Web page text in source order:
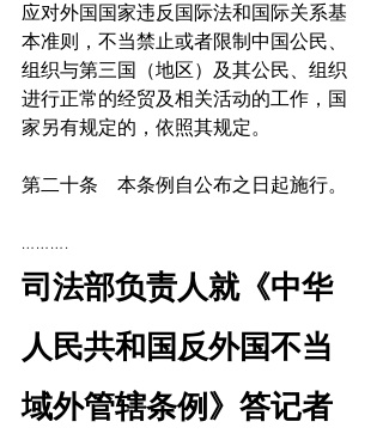
应对外国国家违反国际法和国际关系基
本准则，不当禁止或者限制中国公民、
组织与第三国（地区）及其公民、组织
进行正常的经贸及相关活动的工作，国
家另有规定的，依照其规定。
第二十条　本条例自公布之日起施行。
……….
司法部负责人就《中华
人民共和国反外国不当
域外管辖条例》答记者